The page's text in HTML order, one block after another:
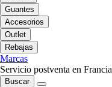
Guantes
Accesorios
Outlet
Rebajas
Marcas
Servicio postventa en Francia
Buscar